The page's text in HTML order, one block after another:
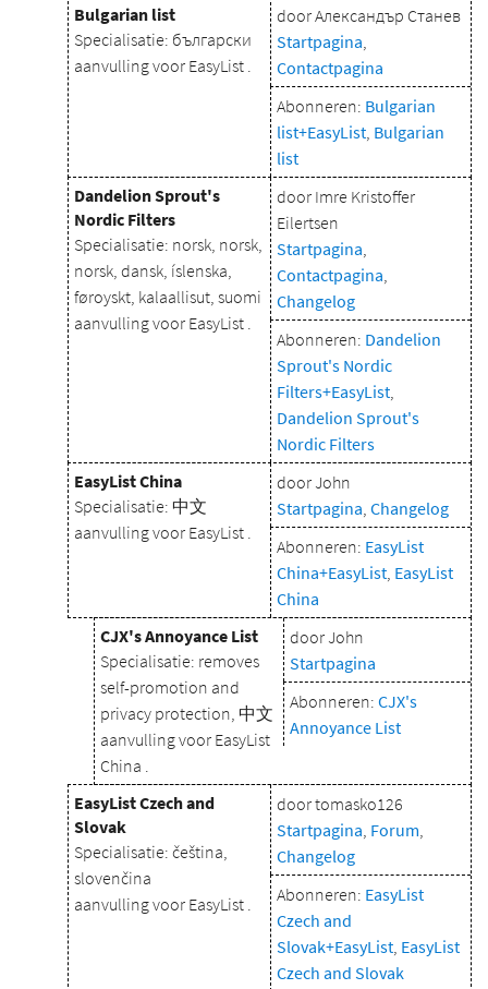
Bulgarian list
Specialisatie: български
aanvulling voor EasyList .
door Александър Станев
Startpagina,
Contactpagina
Abonneren: Bulgarian
list+EasyList, Bulgarian
list
Dandelion Sprout's
Nordic Filters
Specialisatie: norsk, norsk,
norsk, dansk, íslenska,
føroyskt, kalaallisut, suomi
aanvulling voor EasyList .
door Imre Kristoffer
Eilertsen
Startpagina,
Contactpagina,
Changelog
Abonneren: Dandelion
Sprout's Nordic
Filters+EasyList,
Dandelion Sprout's
Nordic Filters
EasyList China
Specialisatie: 中文
aanvulling voor EasyList .
door John
Startpagina, Changelog
Abonneren: EasyList
China+EasyList, EasyList
China
CJX's Annoyance List
Specialisatie: removes
self-promotion and
privacy protection, 中文
aanvulling voor EasyList
China .
door John
Startpagina
Abonneren: CJX's
Annoyance List
EasyList Czech and
Slovak
Specialisatie: čeština,
slovenčina
aanvulling voor EasyList .
door tomasko126
Startpagina, Forum,
Changelog
Abonneren: EasyList
Czech and
Slovak+EasyList, EasyList
Czech and Slovak